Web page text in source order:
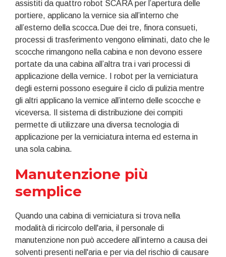
assistiti da quattro robot SCARA per l’apertura delle
portiere, applicano la vernice sia all’interno che
all’esterno della scocca.Due dei tre, finora consueti,
processi di trasferimento vengono eliminati, dato che le
scocche rimangono nella cabina e non devono essere
portate da una cabina all’altra tra i vari processi di
applicazione della vernice. I robot per la verniciatura
degli esterni possono eseguire il ciclo di pulizia mentre
gli altri applicano la vernice all’interno delle scocche e
viceversa. Il sistema di distribuzione dei compiti
permette di utilizzare una diversa tecnologia di
applicazione per la verniciatura interna ed esterna in
una sola cabina.
Manutenzione più
semplice
Quando una cabina di verniciatura si trova nella
modalità di ricircolo dell'aria, il personale di
manutenzione non può accedere all’interno a causa dei
solventi presenti nell'aria e per via del rischio di causare